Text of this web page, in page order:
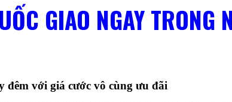
GIAO NGAY TRONG
đêm với giá cước vô cùng ưu đãi